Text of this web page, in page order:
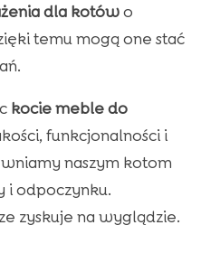
dla kotówo
temu mogą one stać
kocie meble do
funkcjonalności i
naszym kotom
i odpoczynku.
zyskuje na wyglądzie.